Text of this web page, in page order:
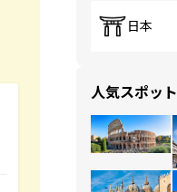
日本
人気スポット